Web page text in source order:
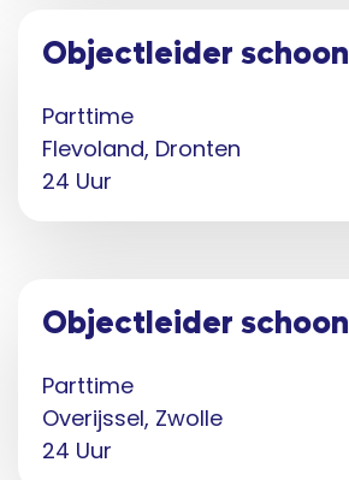
Objectleider
Parttime
Flevoland, Dronten
24 Uur
Objectleider
Parttime
Overijssel, Zwolle
24 Uur